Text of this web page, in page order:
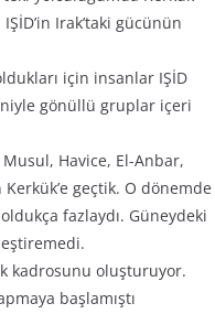
Irak’taki gücünün
için insanlar IŞİD
gönüllü gruplar içeri
Havice, El-Anbar,
geçtik. O dönemde
fazlaydı. Güneydeki
kadrosunu oluşturuyor.
başlamıştı